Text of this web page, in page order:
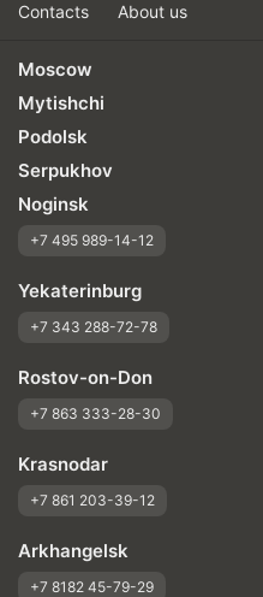
Contacts About us
Moscow
Mytishchi
Podolsk
Serpukhov
Noginsk
+7 495 989-14-12
Yekaterinburg
+7 343 288-72-78
Rostov-on-Don
+7 863 333-28-30
Krasnodar
+7 861 203-39-12
Arkhangelsk
+7 8182 45-79-29